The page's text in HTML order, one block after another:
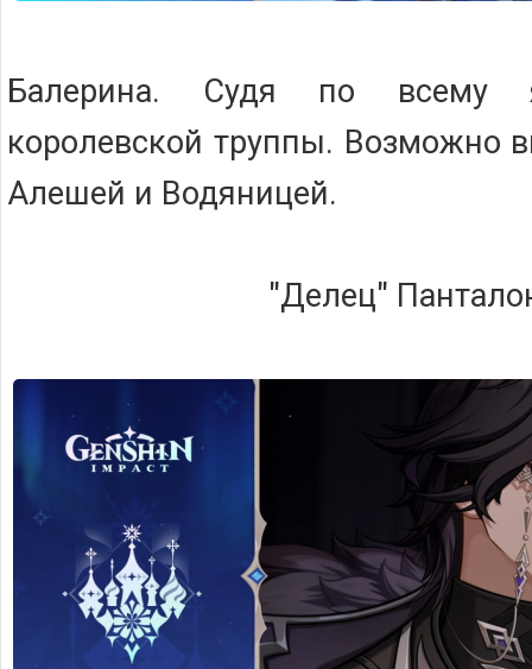
Балерина. Судя по всему
королевской труппы. Возможно
Алешей и Водяницей.
"Делец"